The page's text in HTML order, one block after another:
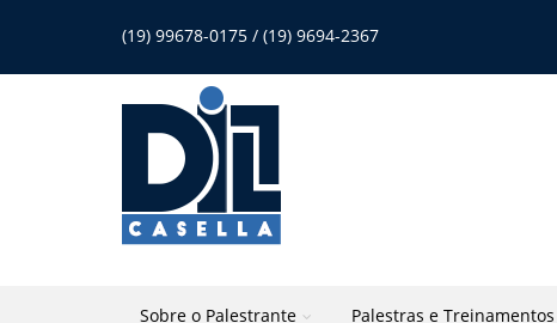
(19) 99678-0175 / (19) 9694-2367
Sobre o Palestrante Palestras e Treinamentos